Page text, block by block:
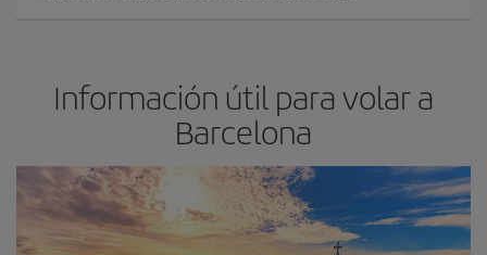
Información útil para volar a
Barcelona